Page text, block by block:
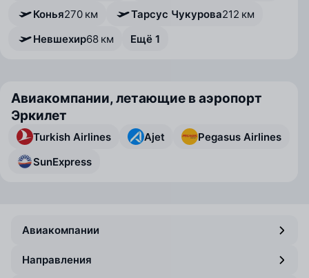
Конья270 км Тарсус Чукурова212 км
Невшехир68 км Ещё 1
Авиакомпании, летающие в аэропорт
Эркилет
Turkish Airlines Ajet
Pegasus Airlines
SunExpress
Авиакомпании
Направления